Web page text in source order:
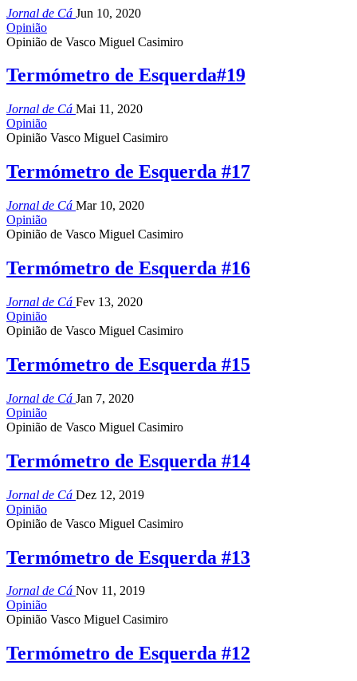
Jornal de Cá Jun 10, 2020
Opinião
Opinião de Vasco Miguel Casimiro
Termómetro de Esquerda#19
Jornal de Cá Mai 11, 2020
Opinião
Opinião Vasco Miguel Casimiro
Termómetro de Esquerda #17
Jornal de Cá Mar 10, 2020
Opinião
Opinião de Vasco Miguel Casimiro
Termómetro de Esquerda #16
Jornal de Cá Fev 13, 2020
Opinião
Opinião de Vasco Miguel Casimiro
Termómetro de Esquerda #15
Jornal de Cá Jan 7, 2020
Opinião
Opinião de Vasco Miguel Casimiro
Termómetro de Esquerda #14
Jornal de Cá Dez 12, 2019
Opinião
Opinião de Vasco Miguel Casimiro
Termómetro de Esquerda #13
Jornal de Cá Nov 11, 2019
Opinião
Opinião Vasco Miguel Casimiro
Termómetro de Esquerda #12